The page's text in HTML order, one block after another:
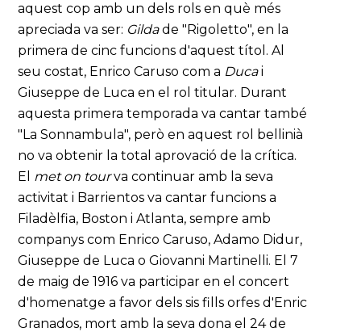
aquest cop amb un dels rols en què més
apreciada va ser: Gildade "Rigoletto", en la
primera de cinc funcions d'aquest títol. Al
seu costat, Enrico Caruso com a Ducai
Giuseppe de Luca en el rol titular. Durant
aquesta primera temporada va cantar també
"La Sonnambula", però en aquest rol bellinià
no va obtenir la total aprovació de la crítica.
El met on tourva continuar amb la seva
activitat i Barrientos va cantar funcions a
Filadèlfia, Boston i Atlanta, sempre amb
companys com Enrico Caruso, Adamo Didur,
Giuseppe de Luca o Giovanni Martinelli. El 7
de maig de 1916 va participar en el concert
d'homenatge a favor dels sis fills orfes d'Enric
Granados, mort amb la seva dona el 24 de